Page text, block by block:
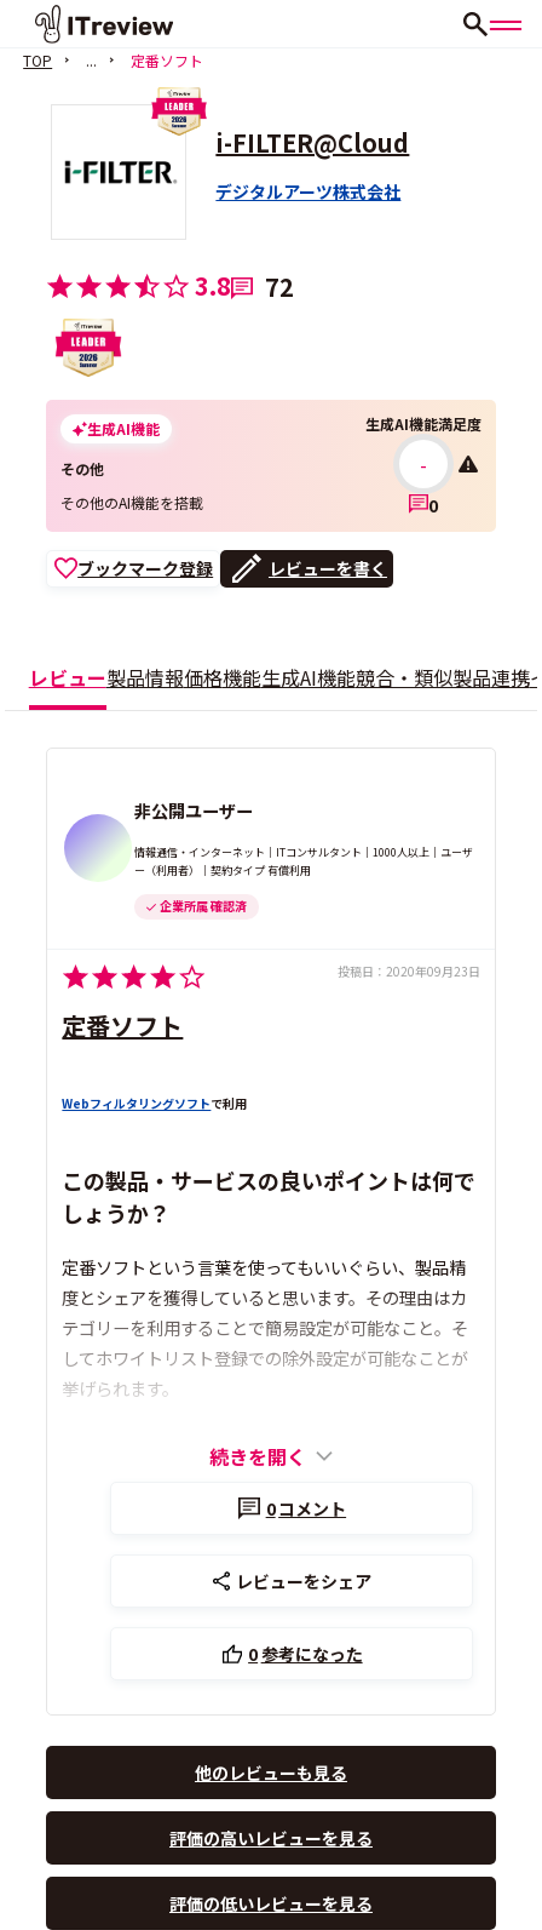
TOP ... 定番ソフト
i-FILTER@Cloud
デジタルアーツ株式会社
3.8 72
生成AI機能
その他
その他のAI機能を搭載
生成AI機能満足度
-
0
ブックマーク登録 レビューを書く
レビュー製品情報価格機能生成AI機能競合・類似製品連携
非公開ユーザー
情報通信・インターネット｜ITコンサルタント｜1000人以上｜ユーザ
ー（利用者）｜契約タイプ 有償利用
企業所属 確認済
投稿日： 2020年09月23日
定番ソフト
Webフィルタリングソフトで利用
この製品・サービスの良いポイントは何で
しょうか？
定番ソフトという言葉を使ってもいいぐらい、製品精
度とシェアを獲得していると思います。その理由はカ
テゴリーを利用することで簡易設定が可能なこと。そ
してホワイトリスト登録での除外設定が可能なことが
挙げられます。
続きを開く
0コメント
レビューをシェア
0参考になった
他のレビューも見る
評価の高いレビューを見る
評価の低いレビューを見る